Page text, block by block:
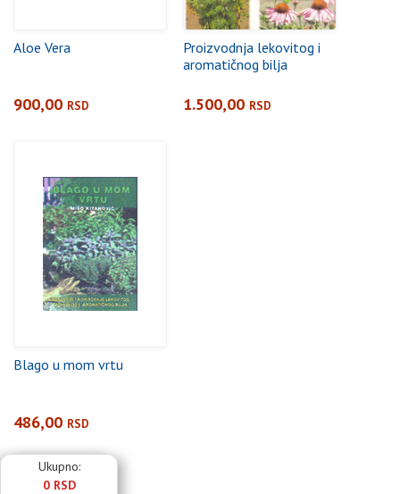
Aloe Vera
900,00 RSD
Proizvodnja lekovitog i
aromatičnog bilja
1.500,00 RSD
Blago u mom vrtu
486,00 RSD
Ukupno:
0 RSD